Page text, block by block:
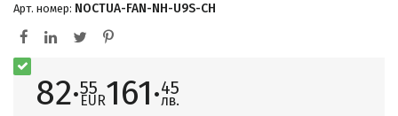
Арт. номер: NOCTUA-FAN-NH-U9S-CH
82·55
EUR161·45
лв.